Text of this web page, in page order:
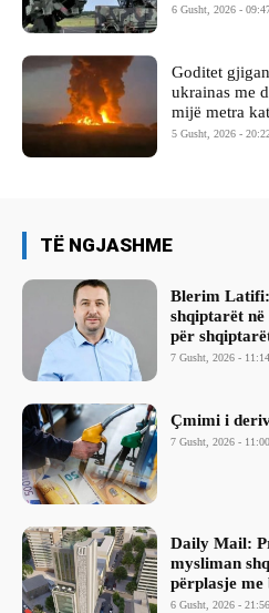
6 Gusht, 2026 -
Goditet
ukrainas me
mijë metra
5 Gusht, 2026 -
TË NGJASHME
Blerim
shqiptarët
për
7 Gusht, 2026 - 11:14
Çmimi i
7 Gusht, 2026 - 11:00
Daily Mail:
mysliman
përplasje me
6 Gusht, 2026 - 21:56